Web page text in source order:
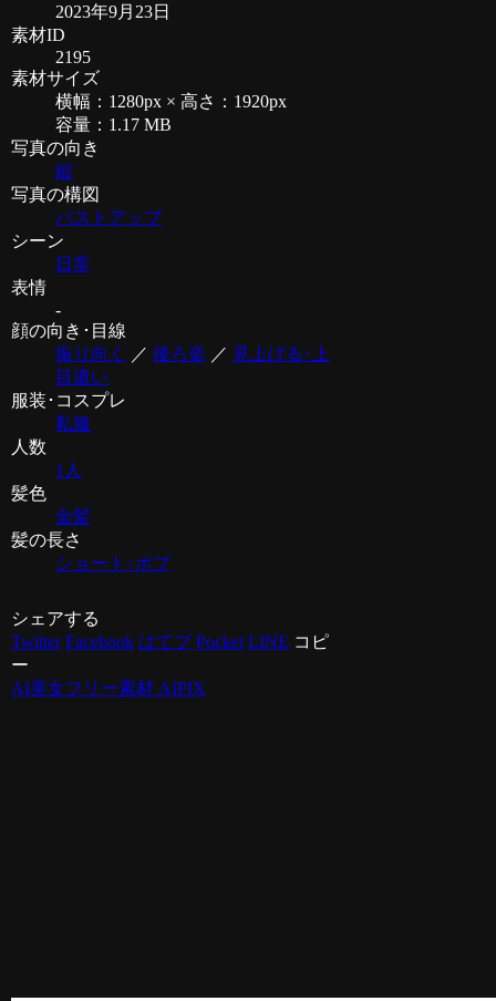
2023年9月23日
素材ID
2195
素材サイズ
横幅：1280px × 高さ：1920px
容量：1.17 MB
写真の向き
縦
写真の構図
バストアップ
シーン
日常
表情
-
顔の向き･目線
振り向く
／後ろ姿 ／ 見上げる･上
目遣い
服装･コスプレ
私服
人数
1人
髪色
金髪
髪の長さ
ショート･ボブ
シェアする
Twitter Facebook はてブ Pocket LINE コピ
ー
AI美女フリー素材 AIPIX